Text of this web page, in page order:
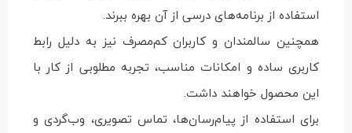
استفاده از برنامه‌های درسی از آن بهره ببرند.
همچنین سالمندان و کاربران کم‌مصرف نیز به دلیل رابط
کاربری ساده و امکانات مناسب، تجربه مطلوبی از کار با
این محصول خواهند داشت.
برای استفاده از پیام‌رسان‌ها، تماس تصویری، وب‌گردی و